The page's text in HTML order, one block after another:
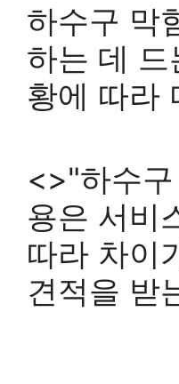
하수구 막
하는 데
황에 따라
<>"하수
용은 서비
따라 차이
견적을 받